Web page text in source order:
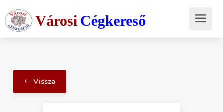
Városi Cégkereső
Vissza